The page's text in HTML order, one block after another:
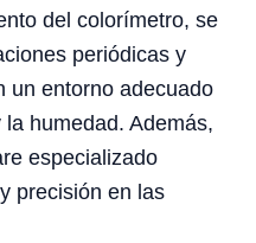
del colorímetro, se
periódicas y
un entorno adecuado
humedad. Además,
especializado
precisión en las